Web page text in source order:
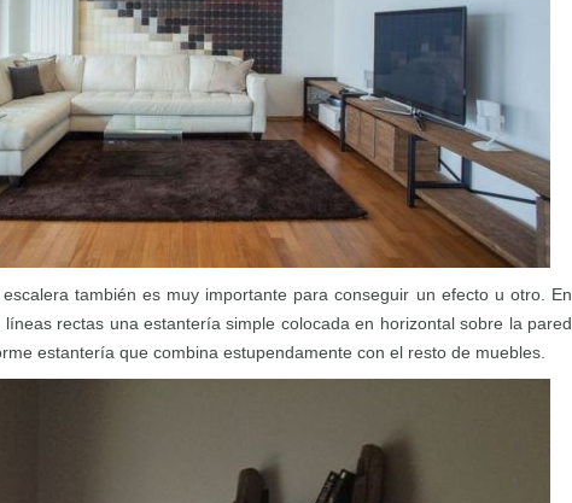
también es muy importante para conseguir un efecto u otro. En
rectas una estantería simple colocada en horizontal sobre la pared
estantería que combina estupendamente con el resto de muebles.